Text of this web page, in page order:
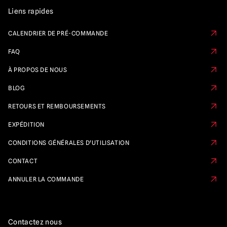
Liens rapides
CALENDRIER DE PRÉ-COMMANDE
FAQ
À PROPOS DE NOUS
BLOG
RETOURS ET REMBOURSEMENTS
EXPÉDITION
CONDITIONS GÉNÉRALES D'UTILISATION
CONTACT
ANNULER LA COMMANDE
Contactez nous